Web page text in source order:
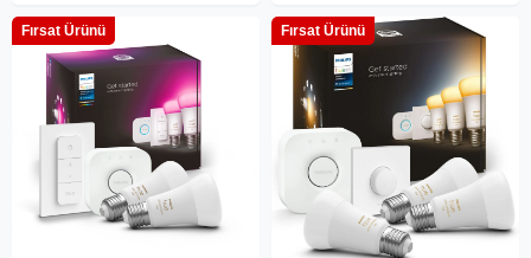
Fırsat Ürünü Fırsat Ürünü